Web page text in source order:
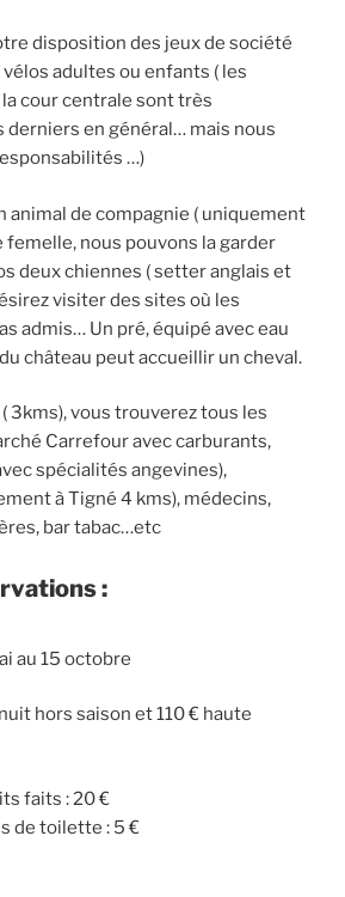
disposition des jeux de société
vélos adultes ou enfants ( les
cour centrale sont très
derniers en général… mais nous
…)
animal de compagnie ( uniquement
femelle, nous pouvons la garder
deux chiennes ( setter anglais et
visiter des sites où les
admis… Un pré, équipé avec eau
château peut accueillir un cheval.
3kms), vous trouverez tous les
Carrefour avec carburants,
spécialités angevines),
à Tigné 4 kms), médecins,
bar tabac…etc
:
au 15 octobre
hors saison et 110 € haute
faits : 20 €
de toilette : 5 €